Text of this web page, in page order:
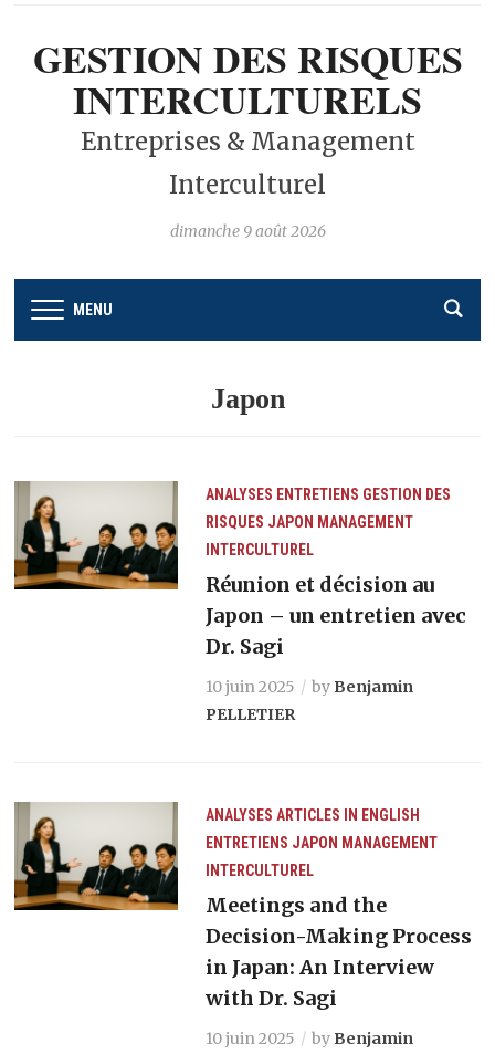
GESTION DES RISQUES
INTERCULTURELS
Entreprises & Management
Interculturel
dimanche 9 août 2026
MENU
Japon
ANALYSES ENTRETIENS GESTION DES
RISQUES JAPON MANAGEMENT
INTERCULTUREL
Réunion et décision au
Japon – un entretien avec
Dr. Sagi
10 juin 2025 by Benjamin
PELLETIER
ANALYSES ARTICLES IN ENGLISH
ENTRETIENS JAPON MANAGEMENT
INTERCULTUREL
Meetings and the
Decision-Making Process
in Japan: An Interview
with Dr. Sagi
10 juin 2025 by Benjamin